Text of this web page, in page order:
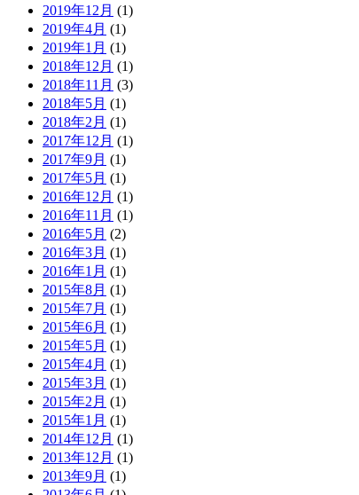
2019年12月 (1)
2019年4月 (1)
2019年1月 (1)
2018年12月 (1)
2018年11月 (3)
2018年5月 (1)
2018年2月 (1)
2017年12月 (1)
2017年9月 (1)
2017年5月 (1)
2016年12月 (1)
2016年11月 (1)
2016年5月 (2)
2016年3月 (1)
2016年1月 (1)
2015年8月 (1)
2015年7月 (1)
2015年6月 (1)
2015年5月 (1)
2015年4月 (1)
2015年3月 (1)
2015年2月 (1)
2015年1月 (1)
2014年12月 (1)
2013年12月 (1)
2013年9月 (1)